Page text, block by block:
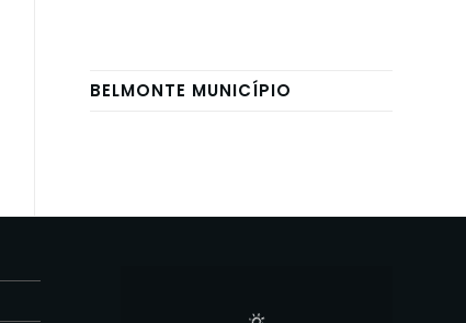
BELMONTE MUNICÍPIO